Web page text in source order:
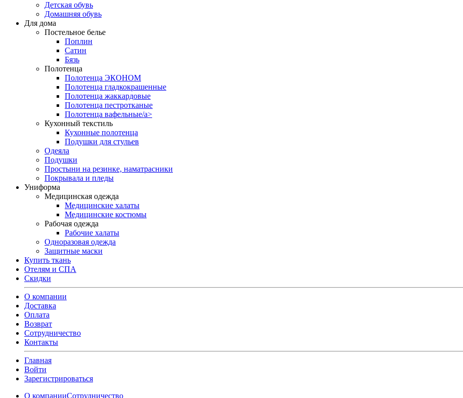
Детская обувь
Домашняя обувь
Для дома
Постельное белье
Поплин
Сатин
Бязь
Полотенца
Полотенца ЭКОНОМ
Полотенца гладкокрашенные
Полотенца жаккардовые
Полотенца пестротканые
Полотенца вафельные/a>
Кухонный текстиль
Кухонные полотенца
Подушки для стульев
Одеяла
Подушки
Простыни на резинке, наматрасники
Покрывала и пледы
Униформа
Медицинская одежда
Медицинские халаты
Медицинские костюмы
Рабочая одежда
Рабочие халаты
Одноразовая одежда
Защитные маски
Купить ткань
Отелям и СПА
Скидки
О компании
Доставка
Оплата
Возврат
Сотрудничество
Контакты
Главная
Войти
Зарегистрироваться
О компанииСотрудничество